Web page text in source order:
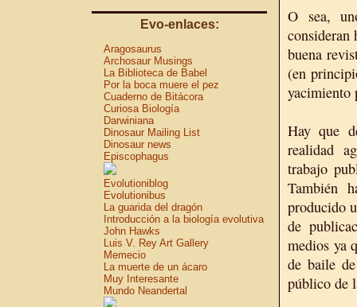
Evo-enlaces:
Aragosaurus
Archosaur Musings
La Biblioteca de Babel
Por la boca muere el pez
Cuaderno de Bitácora
Curiosa Biología
Darwiniana
Dinosaur Mailing List
Dinosaur news
Episcophagus
Evolutioniblog
Evolutionibus
La guarida del dragón
Introducción a la biología evolutiva
John Hawks
Luis V. Rey Art Gallery
Memecio
La muerte de un ácaro
Muy Interesante
Mundo Neandertal
O sea,
consideran
buena
(en
yacimiento
Hay que
realidad
trabajo
También
producido
de
medios ya
de baile
público de